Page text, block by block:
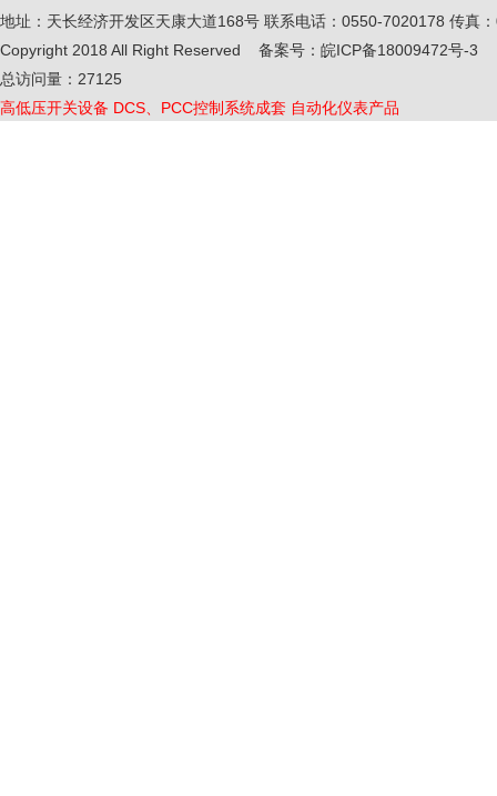
地址：天长经济开发区天康大道168号 联系电话：0550-7020178 传真
Copyright 2018 All Right Reserved 备案号： 皖ICP备18009472号-3
总访问量： 27125
高低压开关设备 DCS、PCC控制系统成套 自动化仪表产品